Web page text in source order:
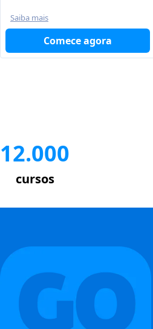
Saiba mais
Comece agora
12.000
cursos